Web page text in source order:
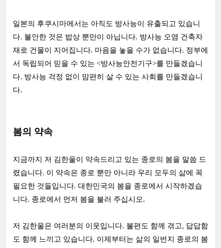
일본의 후쿠시마에서는 아직도 방사능이 유출되고 있습니
다. 불안한 것은 밥상 뿐만이 아닙니다. 방사능 오염 건축자
재로 건물이 지어집니다. 마음을 놓을 수가 없습니다. 정부에
서 독립되어 믿을 수 있는 <방사능안전기구>를 만들겠습니
다. 방사능 걱정 없이 맘편히 살 수 있는 사회를 만들겠습니
다.
봄의 약속
지금까지 저 김한울이 약속드리고 있는 종로의 봄을 말씀 드
렸습니다. 이 약속은 종로 뿐만 아니라 우리 모두의 삶에 꼭
필요한 것들입니다. 대한민국의 봄을 종로에서 시작하겠습
니다. 종로에서 먼저 봄을 불러 주십시오.
저 김한울은 여러분의 이웃입니다. 불편도 함께 겪고, 답답함
도 함께 느끼고 있습니다. 이제부터는 삶의 일번지 종로의 봄